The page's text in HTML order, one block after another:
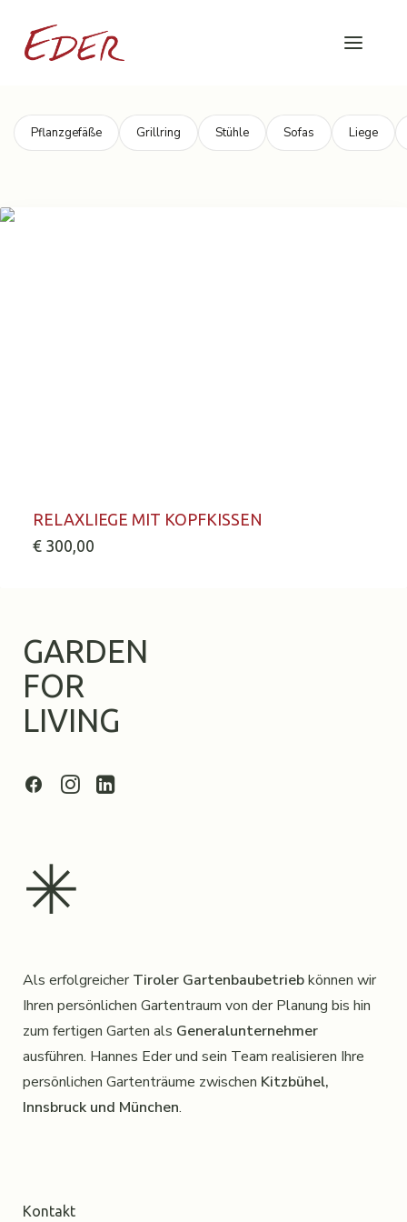
Pflanzgefäße Grillring Stühle Sofas Liege
weist
mehrere
können
Produktseite
gewählt
RELAXLIEGE MIT KOPFKISSEN
€ 300,00
GARDEN
FOR
LIVING
✳︎
Als erfolgreicherTiroler Gartenbaubetriebkönnen wir
Ihren persönlichen Gartentraum von der Planung bis hin
zum fertigen Garten als Generalunternehmer
ausführen. Hannes Eder und sein Team realisieren Ihre
persönlichen Gartenträume zwischen Kitzbühel,
Innsbruck und München.
Kontakt